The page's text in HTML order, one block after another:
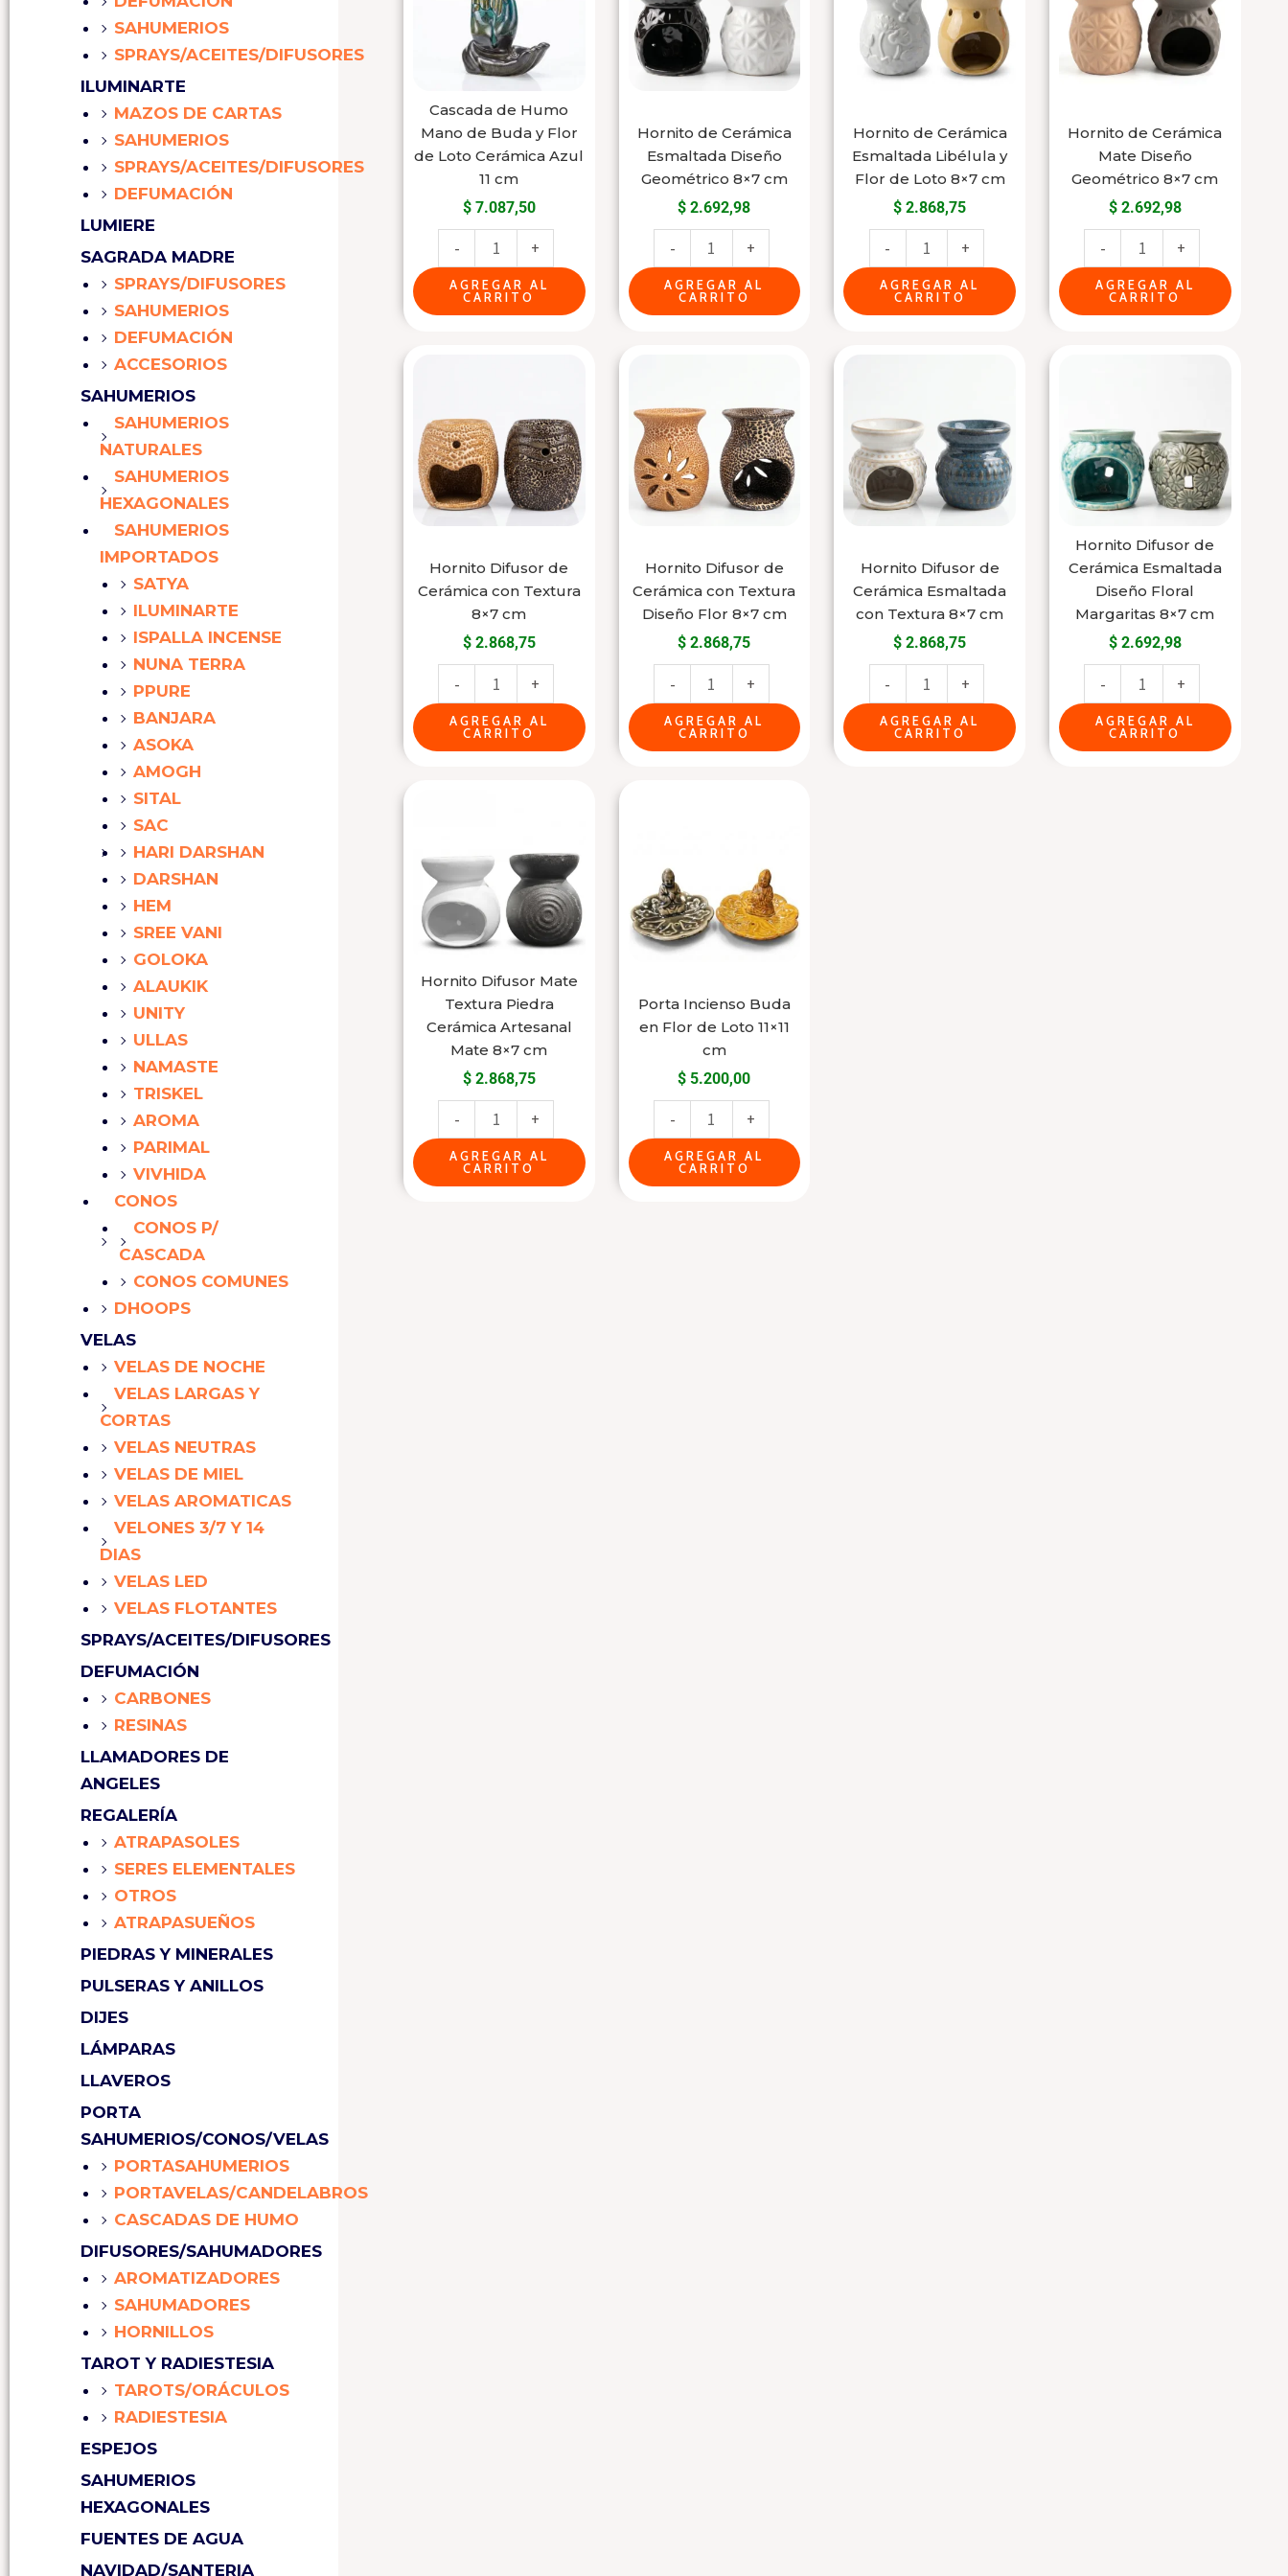
SAHUMERIOS
SPRAYS/ACEITES/DIFUSORES
ILUMINARTE
MAZOS DE CARTAS
SAHUMERIOS
SPRAYS/ACEITES/DIFUSORES
DEFUMACIÓN
LUMIERE
SAGRADA MADRE
SPRAYS/DIFUSORES
SAHUMERIOS
DEFUMACIÓN
ACCESORIOS
SAHUMERIOS
SAHUMERIOS
NATURALES
SAHUMERIOS
HEXAGONALES
SAHUMERIOS
IMPORTADOS
SATYA
ILUMINARTE
ISPALLA INCENSE
NUNA TERRA
PPURE
BANJARA
ASOKA
AMOGH
SITAL
SAC
HARI DARSHAN
DARSHAN
HEM
SREE VANI
GOLOKA
ALAUKIK
UNITY
ULLAS
NAMASTE
TRISKEL
AROMA
PARIMAL
VIVHIDA
CONOS
CONOS P/
CASCADA
CONOS COMUNES
DHOOPS
VELAS
VELAS DE NOCHE
VELAS LARGAS Y
CORTAS
VELAS NEUTRAS
VELAS DE MIEL
VELAS AROMATICAS
VELONES 3/7 Y 14
DIAS
VELAS LED
VELAS FLOTANTES
SPRAYS/ACEITES/DIFUSORES
DEFUMACIÓN
CARBONES
RESINAS
LLAMADORES DE
ANGELES
REGALERÍA
ATRAPASOLES
SERES ELEMENTALES
OTROS
ATRAPASUEÑOS
PIEDRAS Y MINERALES
PULSERAS Y ANILLOS
DIJES
LÁMPARAS
LLAVEROS
PORTA
SAHUMERIOS/CONOS/VELAS
PORTASAHUMERIOS
PORTAVELAS/CANDELABROS
CASCADAS DE HUMO
DIFUSORES/SAHUMADORES
AROMATIZADORES
SAHUMADORES
HORNILLOS
TAROT Y RADIESTESIA
TAROTS/ORÁCULOS
RADIESTESIA
ESPEJOS
SAHUMERIOS
HEXAGONALES
FUENTES DE AGUA
NAVIDAD/SANTERIA
Cascada de Humo
Mano de Buda y Flor
de Loto Cerámica Azul
11 cm
$7.087,50
-
Buda
Flor
de
Loto
Cerámica
Azul
cm
cantidad
+
AGREGAR AL
CARRITO
Hornito de Cerámica
Esmaltada Diseño
Geométrico 8×7 cm
$ 2.692,98
-
Diseño
Geométrico
8x7
cantidad
+
AGREGAR AL
CARRITO
Hornito de Cerámica
Esmaltada Libélula y
Flor de Loto 8×7 cm
$ 2.868,75
-
Libélula
y
Flor
Loto
8x7
cm
cantidad
+
AGREGAR AL
CARRITO
Hornito de Cerámica
Mate Diseño
Geométrico 8×7 cm
$2.692,98
-
Diseño
Geométrico
8x7
cantidad
+
AGREGAR AL
CARRITO
Hornito Difusor de
Cerámica con Textura
8×7 cm
$2.868,75
-
Cerámica
con
Textura
8x7
cantidad
+
AGREGAR AL
CARRITO
Hornito Difusor de
Cerámica con Textura
Diseño Flor 8×7 cm
$ 2.868,75
-
de
Cerámica
con
Textura
Diseño
8x7
cm
cantidad
+
AGREGAR AL
CARRITO
Hornito Difusor de
Cerámica Esmaltada
con Textura 8×7 cm
$ 2.868,75
-
Cerámica
Esmaltada
con
Textura
cm
cantidad
+
AGREGAR AL
CARRITO
Hornito Difusor de
Cerámica Esmaltada
Diseño Floral
Margaritas 8×7 cm
$2.692,98
-
Cerámica
Esmaltada
Diseño
Floral
Margaritas
8x7
cm
cantidad
+
AGREGAR AL
CARRITO
Hornito Difusor Mate
Textura Piedra
Cerámica Artesanal
Mate 8×7 cm
$2.868,75
-
Textura
Piedra
Cerámica
Artesanal
Mate
8x7
cm
cantidad
+
AGREGAR AL
CARRITO
Porta Incienso Buda
en Flor de Loto 11×11
cm
$ 5.200,00
-
en
Flor
de
Loto
cm
cantidad
+
AGREGAR AL
CARRITO